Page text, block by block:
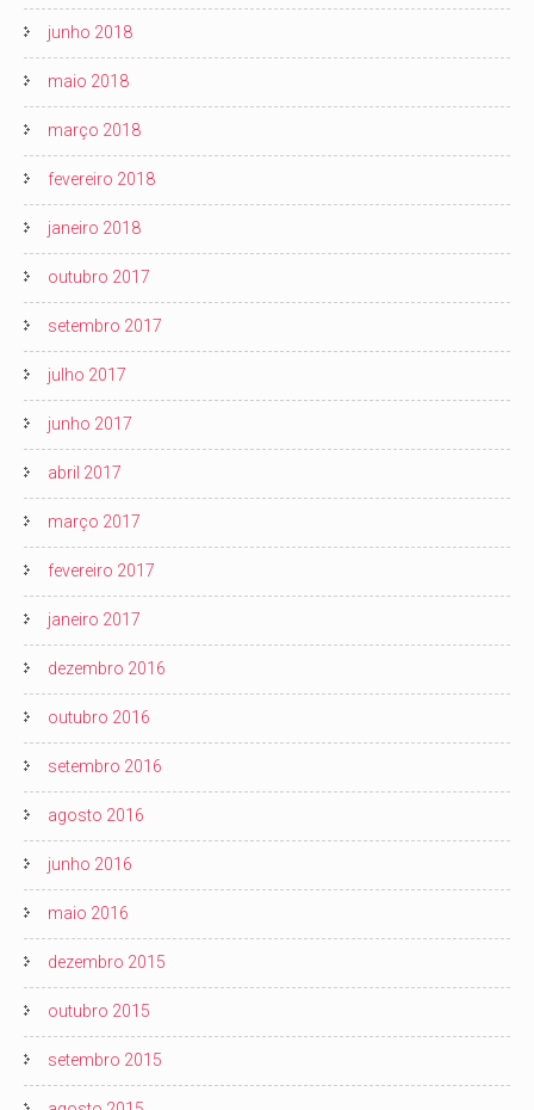
junho 2018
maio 2018
março 2018
fevereiro 2018
janeiro 2018
outubro 2017
setembro 2017
julho 2017
junho 2017
abril 2017
março 2017
fevereiro 2017
janeiro 2017
dezembro 2016
outubro 2016
setembro 2016
agosto 2016
junho 2016
maio 2016
dezembro 2015
outubro 2015
setembro 2015